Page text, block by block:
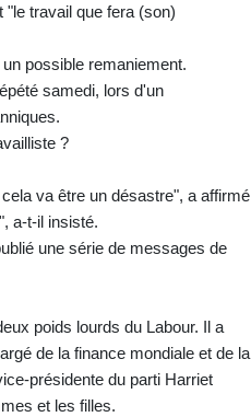
"le travail que fera (son)
possible remaniement.
samedi, lors d'un
?
va être un désastre", a affirmé
a-t-il insisté.
une série de messages de
poids lourds du Labour. Il a
de la finance mondiale et de la
présidente du parti Harriet
et les filles.